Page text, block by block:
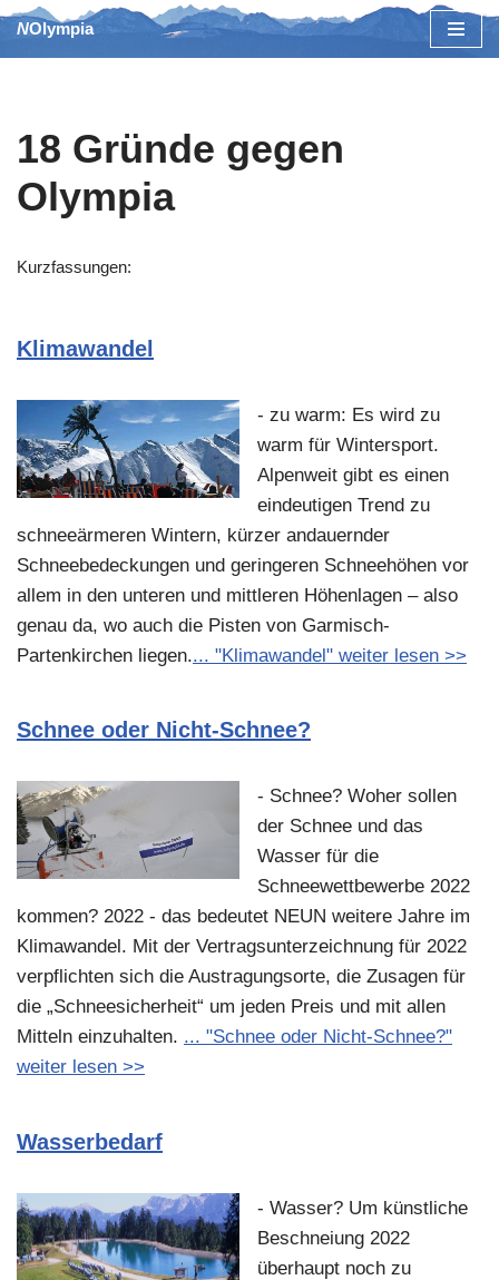
Zum
NOlympia
18 Gründe gegen
Olympia
Kurzfassungen:
Klimawandel
- zu warm: Es wird zu
warm für Wintersport.
Alpenweit gibt es einen
eindeutigen Trend zu
schneeärmeren Wintern, kürzer andauernder
Schneebedeckungen und geringeren Schneehöhen vor
allem in den unteren und mittleren Höhenlagen – also
genau da, wo auch die Pisten von Garmisch-
Partenkirchen liegen.... "Klimawandel" weiter lesen >>
Schnee oder Nicht-Schnee?
- Schnee? Woher sollen
der Schnee und das
Wasser für die
Schneewettbewerbe 2022
kommen? 2022 - das bedeutet NEUN weitere Jahre im
Klimawandel. Mit der Vertragsunterzeichnung für 2022
verpflichten sich die Austragungsorte, die Zusagen für
die „Schneesicherheit“ um jeden Preis und mit allen
Mitteln einzuhalten. ... "Schnee oder Nicht-Schnee?"
weiter lesen >>
Wasserbedarf
- Wasser? Um künstliche
Beschneiung 2022
überhaupt noch zu